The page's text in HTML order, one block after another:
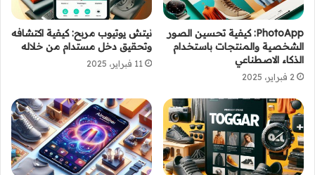
PhotoApp: كيفية تحسين الصور
الشخصية والمنتجات باستخدام
الذكاء الاصطناعي
2 فبراير، 2025
نيتش يوتيوب مربح: كيفية اكتشافه
وتحقيق دخل مستدام من خلاله
11 فبراير، 2025